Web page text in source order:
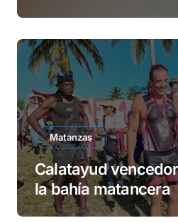
Matanzas
Calatayud
la bahía matancera